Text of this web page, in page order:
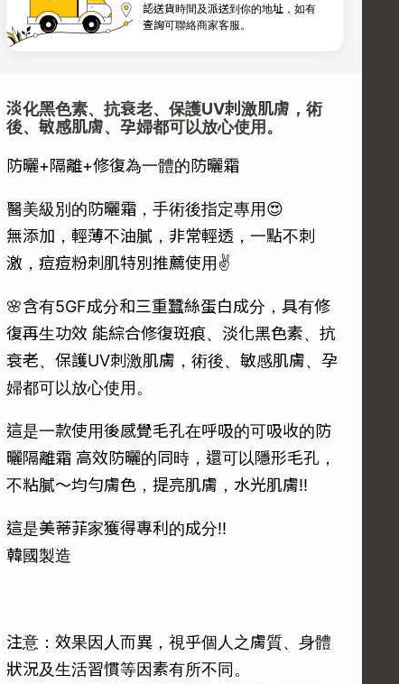
認送貨時間及派送到你的地址，如有
查詢可聯絡商家客服。
淡化黑色素、抗衰老、保護UV刺激肌膚，術
後、敏感肌膚、孕婦都可以放心使用。
防曬+隔離+修復為一體的防曬霜
醫美級別的防曬霜，手術後指定專用😍
無添加，輕薄不油膩，非常輕透，一點不刺
激，痘痘粉刺肌特別推薦使用✌️
🌸含有5GF成分和三重蠶絲蛋白成分，具有修
復再生功效 能綜合修復斑痕、淡化黑色素、抗
衰老、保護UV刺激肌膚，術後、敏感肌膚、孕
婦都可以放心使用。
這是一款使用後感覺毛孔在呼吸的可吸收的防
曬隔離霜 高效防曬的同時，還可以隱形毛孔，
不粘膩～均勻膚色，提亮肌膚，水光肌膚!!
這是美蒂菲家獲得專利的成分!!
韓國製造
注意：效果因人而異，視乎個人之膚質、身體
狀況及生活習慣等因素有所不同。